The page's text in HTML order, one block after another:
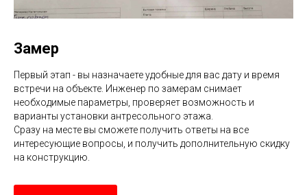
Замер
Первый этап - вы назначаете удобные для вас дату и время
встречи на объекте. Инженер по замерам снимает
необходимые параметры, проверяет возможность и
варианты установки антресольного этажа.
Сразу на месте вы сможете получить ответы на все
интересующие вопросы, и получить дополнительную скидку
на конструкцию.